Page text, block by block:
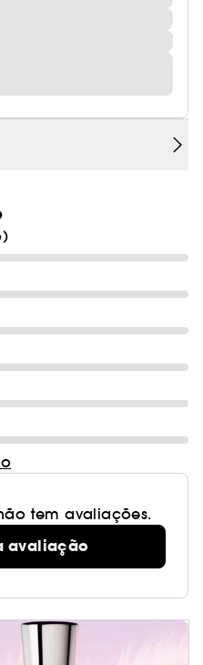
tem avaliações.
avaliação